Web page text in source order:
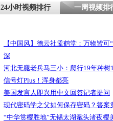
24小时视频排行 一周视频排
【中国风】德云社孟鹤堂：万物皆可
深
河北无腿老兵马三小：爬行19年种树
信号灯Plus！浑身都亮
美国发言人即兴用中文回答记者提问
现代密码学之父如何保存密码？答
“中华赏樱胜地”无锡太湖鼋头渚夜樱